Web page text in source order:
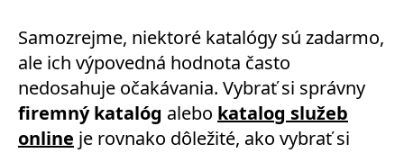
Samozrejme, niektoré katalógy sú zadarmo,
ale ich výpovedná hodnota často
nedosahuje očakávania. Vybrať si správny
firemný katalóg alebo katalog služeb
online je rovnako dôležité, ako vybrať si